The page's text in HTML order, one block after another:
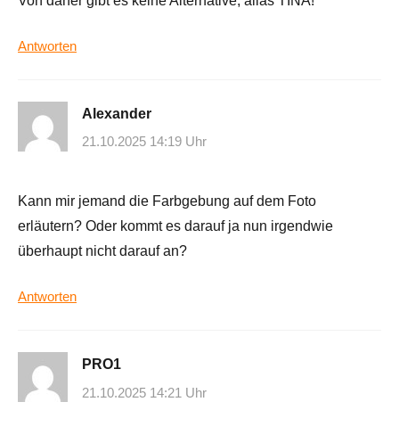
Antworten
Alexander
21.10.2025 14:19 Uhr
Kann mir jemand die Farbgebung auf dem Foto
erläutern? Oder kommt es darauf ja nun irgendwie
überhaupt nicht darauf an?
Antworten
PRO1
21.10.2025 14:21 Uhr